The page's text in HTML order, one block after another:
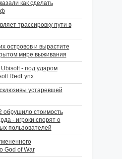
как сделать
трассировку пути в
островов и вырастите
мире выживания
- под ударом
RedLynx
устаревшей
обрушило стоимость
- игроки спорят о
пользователей
God of War